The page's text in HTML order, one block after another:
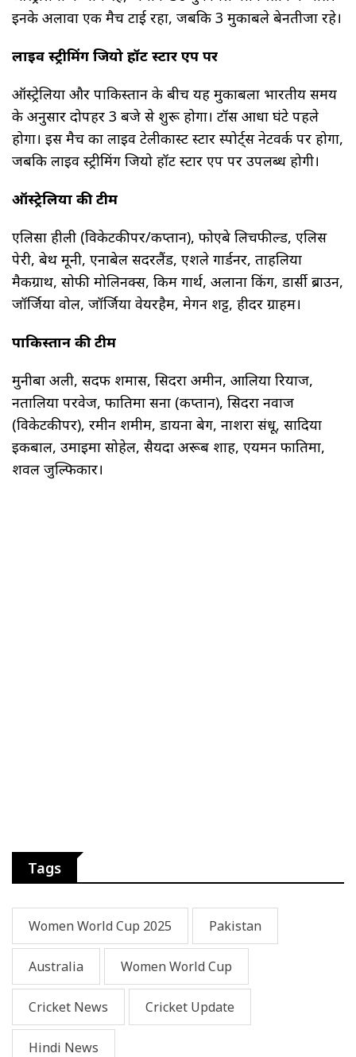
इनके अलावा एक मैच टाई रहा, जबकि 3 मुकाबले बेनतीजा रहे।
लाइव स्ट्रीमिंग जियो हॉट स्टार एप पर
ऑस्ट्रेलिया और पाकिस्तान के बीच यह मुकाबला भारतीय समय
के अनुसार दोपहर 3 बजे से शुरू होगा। टॉस आधा घंटे पहले
होगा। इस मैच का लाइव टेलीकास्ट स्टार स्पोर्ट्स नेटवर्क पर होगा,
जबकि लाइव स्ट्रीमिंग जियो हॉट स्टार एप पर उपलब्ध होगी।
ऑस्ट्रेलिया की टीम
एलिसा हीली (विकेटकीपर/कप्तान), फोएबे लिचफील्ड, एलिस
पेरी, बेथ मूनी, एनाबेल सदरलैंड, एशले गार्डनर, ताहलिया
मैकग्राथ, सोफी मोलिनक्स, किम गार्थ, अलाना किंग, डार्सी ब्राउन,
जॉर्जिया वोल, जॉर्जिया वेयरहैम, मेगन शट्ट, हीदर ग्राहम।
पाकिस्तान की टीम
मुनीबा अली, सदफ शमास, सिदरा अमीन, आलिया रियाज,
नतालिया परवेज, फातिमा सना (कप्तान), सिदरा नवाज
(विकेटकीपर), रमीन शमीम, डायना बेग, नाशरा संधू, सादिया
इकबाल, उमाइमा सोहेल, सैयदा अरूब शाह, एयमन फातिमा,
शवल जुल्फिकार।
Tags
Women World Cup 2025 Pakistan
Australia Women World Cup
Cricket News Cricket Update
Hindi News